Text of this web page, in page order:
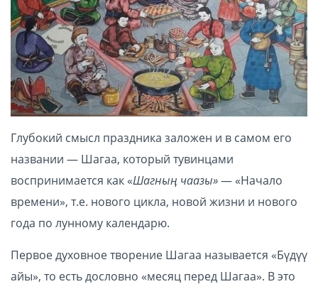
Глубокий смысл праздника заложен и в самом его
названии — Шагаа, который тувинцами
воспринимается как «Шагның чаазы»— «Начало
времени», т.е. нового цикла, новой жизни и нового
года по лунному календарю.
Первое духовное творение Шагаа называется «Бүдүү
айы», то есть дословно «месяц перед Шагаа». В это